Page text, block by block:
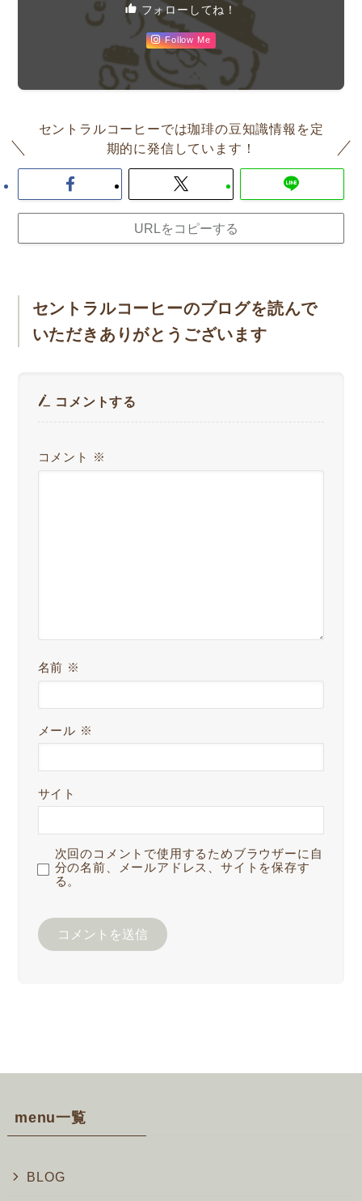
フォローしてね！
Follow Me
セントラルコーヒーでは珈琲の豆知識情報を定
期的に発信しています！
URLをコピーする
セントラルコーヒーのブログを読んで
いただきありがとうございます
コメントする
コメント ※
名前 ※
メール ※
サイト
次回のコメントで使用するためブラウザーに自
分の名前、メールアドレス、サイトを保存す
る。
menu一覧
BLOG